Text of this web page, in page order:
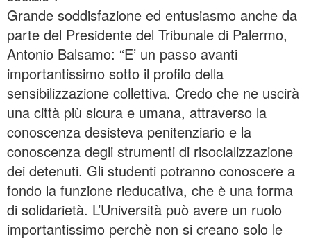
Grande soddisfazione ed entusiasmo anche da
parte del Presidente del Tribunale di Palermo,
Antonio Balsamo: “E’ un passo avanti
importantissimo sotto il profilo della
sensibilizzazione collettiva. Credo che ne uscirà
una città più sicura e umana, attraverso la
conoscenza desisteva penitenziario e la
conoscenza degli strumenti di risocializzazione
dei detenuti. Gli studenti potranno conoscere a
fondo la funzione rieducativa, che è una forma
di solidarietà. L’Università può avere un ruolo
importantissimo perchè non si creano solo le